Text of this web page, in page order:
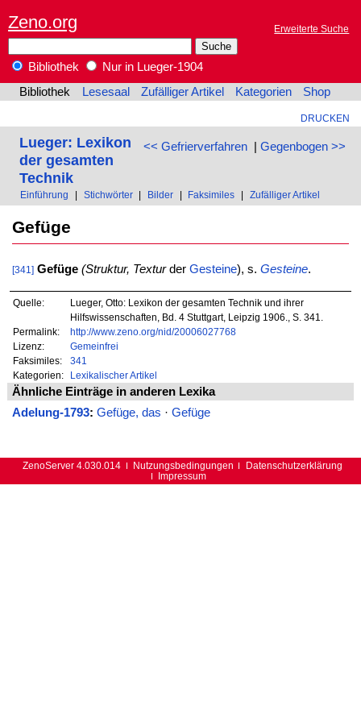
Zeno.org Erweiterte Suche
Bibliothek
Nur in Lueger-1904
Bibliothek
Lesesaal Zufälliger Artikel Kategorien Shop
DRUCKEN
<< Gefrierverfahren| Gegenbogen >>
Lueger: Lexikon
der gesamten
Technik
Einführung Stichwörter Bilder Faksimiles Zufälliger Artikel
Gefüge
[341] Gefüge (Struktur, Texturder Gesteine), s. Gesteine.
Quelle:
Lueger, Otto: Lexikon der gesamten Technik und ihrer
Hilfswissenschaften, Bd. 4 Stuttgart, Leipzig 1906., S. 341.
Permalink:
http://www.zeno.org/nid/20006027768
Lizenz:
Gemeinfrei
Faksimiles:
341
Kategorien:
Lexikalischer Artikel
Ähnliche Einträge in anderen Lexika
Adelung-1793: Gefüge, das · Gefüge
ZenoServer 4.030.014 Nutzungsbedingungen
Datenschutzerklärung
Impressum